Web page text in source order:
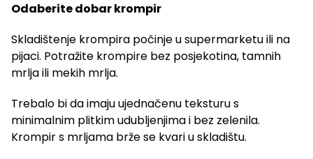
Odaberite dobar krompir
Skladištenje krompira počinje u supermarketu ili na
pijaci. Potražite krompire bez posjekotina, tamnih
mrlja ili mekih mrlja.
Trebalo bi da imaju ujednačenu teksturu s
minimalnim plitkim udubljenjima i bez zelenila.
Krompir s mrljama brže se kvari u skladištu.